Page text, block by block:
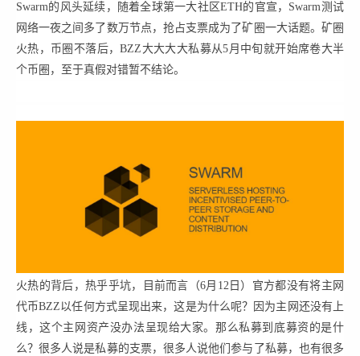
Swarm的风头延续，随着全球第一大社区ETH的官宣，Swarm测试
网络一夜之间多了数万节点，抢占支票成为了矿圈一大话题。矿圈
火热，币圈不落后，BZZ大大大大私募从5月中旬就开始席卷大半
个币圈，至于真假对错暂不结论。
火热的背后，热乎乎坑，目前而言（6月12日）官方都没有将主网
代币BZZ以任何方式呈现出来，这是为什么呢？因为主网还没有上
线，这个主网资产没办法呈现给大家。那么私募到底募资的是什
么？很多人说是私募的支票，很多人说他们参与了私募，也有很多